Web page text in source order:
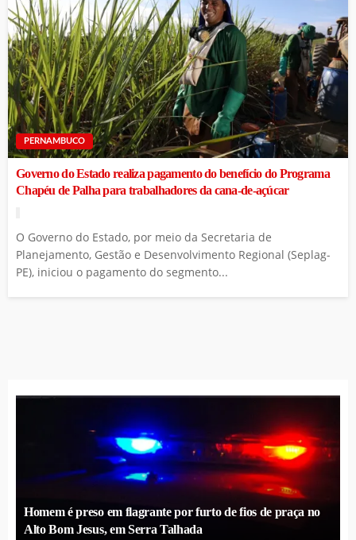
PERNAMBUCO
Governo do Estado realiza pagamento do benefício do Programa
Chapéu de Palha para trabalhadores da cana-de-açúcar
O Governo do Estado, por meio da Secretaria de
Planejamento, Gestão e Desenvolvimento Regional (Seplag-
PE), iniciou o pagamento do segmento...
Homem é preso em flagrante por furto de fios de praça no
Alto Bom Jesus, em Serra Talhada